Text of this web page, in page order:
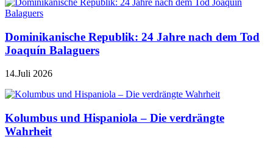
Dominikanische Republik: 24 Jahre nach dem Tod
Joaquín Balaguers
14.Juli 2026
Kolumbus und Hispaniola – Die verdrängte
Wahrheit